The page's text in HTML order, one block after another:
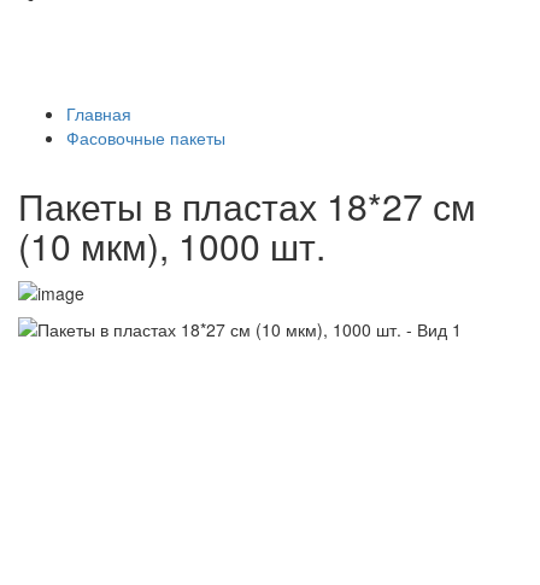
Главная
Фасовочные пакеты
Пакеты в пластах 18*27 см
(10 мкм), 1000 шт.